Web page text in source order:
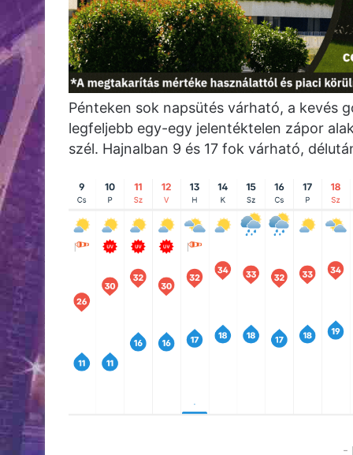
Pénteken sok napsütés várható, a kevés
legfeljebb egy-egy jelentéktelen zápor
szél. Hajnalban 9 és 17 fok várható,
-